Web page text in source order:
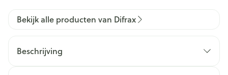
Bekijk alle producten van Difrax
Beschrijving